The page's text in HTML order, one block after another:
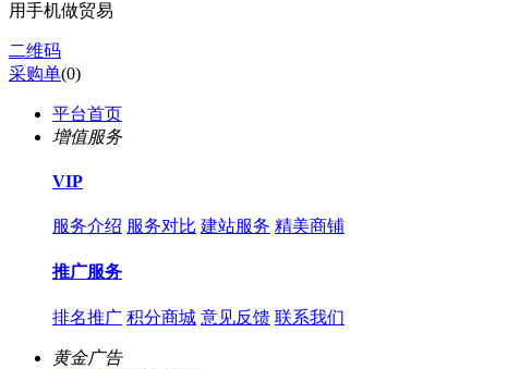
用手机做贸易
二维码
采购单(0)
平台首页
增值服务
VIP
服务介绍 服务对比 建站服务 精美商铺
推广服务
排名推广 积分商城 意见反馈 联系我们
黄金广告